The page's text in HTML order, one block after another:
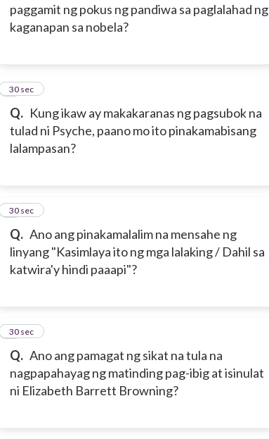
paggamit ng pokus ng pandiwa sa paglalahad ng
kaganapan sa nobela?
Q. Kung ikaw ay makakaranas ng pagsubok na
tulad ni Psyche, paano mo ito pinakamabisang
lalampasan?
5
30 sec
Q. Ano ang pinakamalalim na mensahe ng
linyang "Kasimlaya ito ng mga lalaking / Dahil sa
katwira'y hindi paaapi"?
6
30 sec
Q. Ano ang pamagat ng sikat na tula na
nagpapahayag ng matinding pag-ibig at isinulat
ni Elizabeth Barrett Browning?
7
30 sec